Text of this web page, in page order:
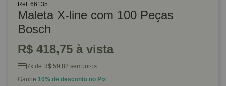
Ref: 66135
Maleta X-line com 100 Peças
Bosch
R$ 418,75 à vista
7x de R$ 59,82 sem juros
Ganhe 10% de desconto no Pix